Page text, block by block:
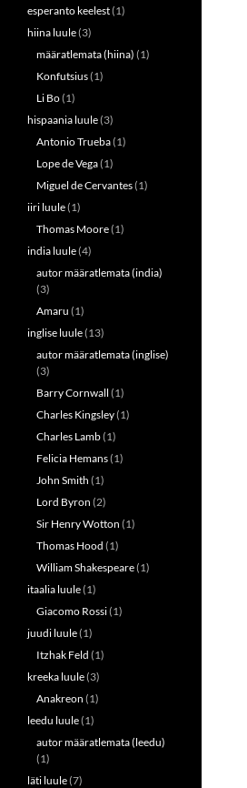
esperanto keelest(1)
hiina luule(3)
määratlemata (hiina) (1)
Konfutsius(1)
Li Bo(1)
hispaania luule(3)
Antonio Trueba(1)
Lope de Vega(1)
Miguel de Cervantes(1)
iiri luule(1)
Thomas Moore(1)
india luule(4)
autor määratlemata (india)
(3)
Amaru (1)
inglise luule(13)
autor määratlemata (inglise)
(3)
Barry Cornwall (1)
Charles Kingsley(1)
Charles Lamb(1)
Felicia Hemans(1)
John Smith (1)
Lord Byron (2)
Sir Henry Wotton (1)
Thomas Hood (1)
William Shakespeare(1)
itaalia luule(1)
Giacomo Rossi(1)
juudi luule(1)
Itzhak Feld (1)
kreeka luule(3)
Anakreon (1)
leedu luule(1)
autor määratlemata (leedu)
(1)
läti luule(7)